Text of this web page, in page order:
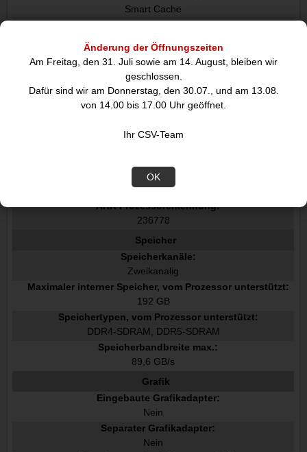
Änderung der Öffnungszeiten
Am Freitag, den 31. Juli sowie am 14. August, bleiben wir
geschlossen.
Dafür sind wir am Donnerstag, den 30.07., und am 13.08.
von 14.00 bis 17.00 Uhr geöffnet.
Ihr CSV-Team
OK
Smart Cache
125 W
Maximale Turboleistung:
Stepping:
B0
8
Prozessor Codename:
Raptor Lake
ARK Prozessorerkennung:
236778
Speicher
Speicherkanäle:
Zweikanalig
Maximaler interner Speicher, vom Prozessor unterstützt:
192 GB
Speichertypen, vom Prozessor unterstützt:
DDR4-SDRAM, DDR5-SDRAM
Speicherbandbreite max.:
89,6 GB/s
Grafik
Eingebaute Grafikadapter:
Nein
Separater Grafikadapter:
Nein